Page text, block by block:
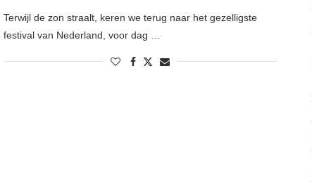
Terwijl de zon straalt, keren we terug naar het gezelligste
festival van Nederland, voor dag …